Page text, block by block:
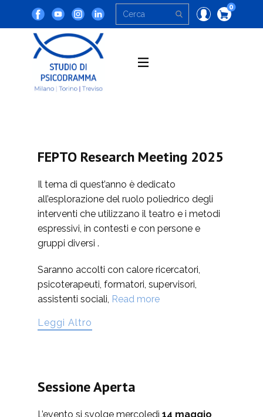
0
FEPTO Research Meeting 2025
Il tema di quest’anno è dedicato
all’esplorazione del ruolo poliedrico degli
interventi che utilizzano il teatro e i metodi
espressivi, in contesti e con persone e
gruppi diversi .
Saranno accolti con calore ricercatori,
psicoterapeuti, formatori, supervisori,
assistenti sociali, Read more
Leggi Altro
Sessione Aperta
L’evento si svolge mercoledì 14 maggio